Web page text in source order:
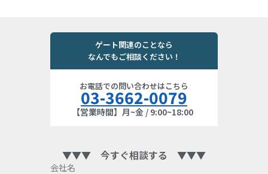
ゲート関連のことなら
なんでもご相談ください！
お電話での問い合わせはこちら
03-3662-0079
【営業時間】月~金 / 9:00~18:00
▼▼▼ 今すぐ相談する ▼▼▼
会社名